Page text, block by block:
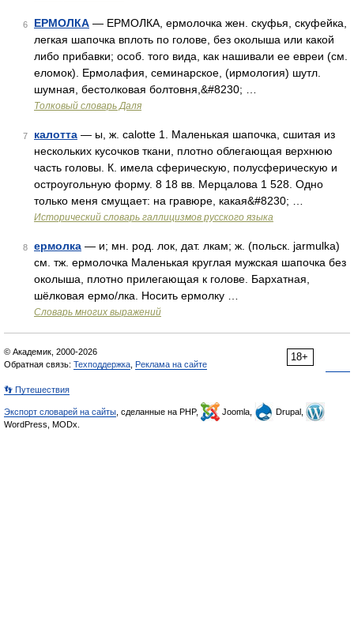
6 ЕРМОЛКА — ЕРМОЛКА, ермолочка жен. скуфья, скуфейка,
легкая шапочка вплоть по голове, без околыша или какой
либо прибавки; особ. того вида, как нашивали ее евреи (см.
еломок). Ермолафия, семинарское, (ирмология) шутл.
шумная, бестолковая болтовня,&#8230; …
Толковый словарь Даля
7 калотта — ы, ж. calotte 1. Маленькая шапочка, сшитая из
нескольких кусочков ткани, плотно облегающая верхнюю
часть головы. К. имела сферическую, полусферическую и
остроугольную форму. 8 18 вв. Мерцалова 1 528. Одно
только меня смущает: на гравюре, какая&#8230; …
Исторический словарь галлицизмов русского языка
8 ермолка — и; мн. род. лок, дат. лкам; ж. (польск. jarmulka)
см. тж. ермолочка Маленькая круглая мужская шапочка без
околыша, плотно прилегающая к голове. Бархатная,
шёлковая ермо/лка. Носить ермолку …
Словарь многих выражений
18+
© Академик, 2000-2026
Обратная связь: Техподдержка Реклама на сайте
👣 Путешествия
Экспорт словарей на сайты , сделанные на PHP, Joomla,
Drupal,
WordPress, MODx.